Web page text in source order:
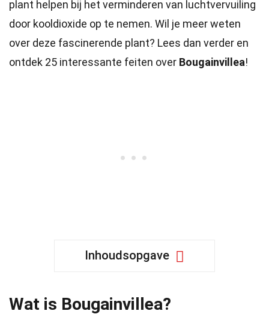
plant helpen bij het verminderen van luchtvervuiling
door kooldioxide op te nemen. Wil je meer weten
over deze fascinerende plant? Lees dan verder en
ontdek 25 interessante feiten over Bougainvillea!
Inhoudsopgave
Wat is Bougainvillea?